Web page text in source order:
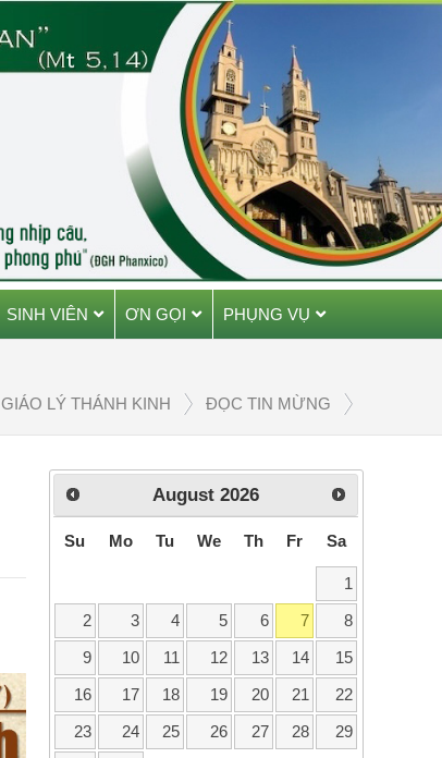
SINH VIÊN ƠN GỌI PHỤNG VỤ
GIÁO LÝ THÁNH KINH ĐỌC TIN MỪNG
August 2026
Su Mo Tu We Th Fr Sa
1
2
3 4 5 6 7
8
9
10 11 12 13 14
15
16
17 18 19 20 21
22
23
24 25 26 27 28
29